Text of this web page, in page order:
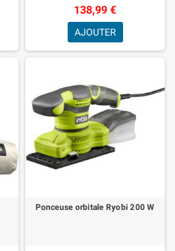
138,99 €
AJOUTER
Ponceuse orbitale Ryobi 200 W